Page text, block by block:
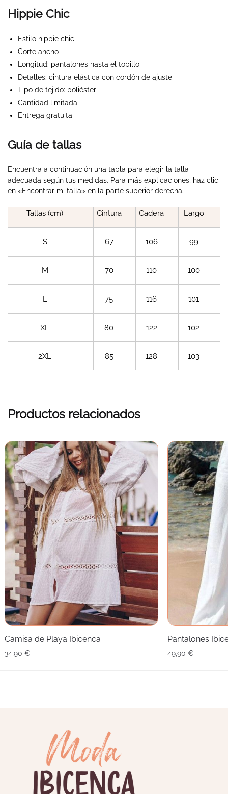
Hippie Chic
Estilo hippie chic
Corte ancho
Longitud: pantalones hasta el tobillo
Detalles: cintura elástica con cordón de ajuste
Tipo de tejido: poliéster
Cantidad limitada
Entrega gratuita
Guía de tallas
Encuentra a continuación una tabla para elegir la talla
adecuada según tus medidas. Para más explicaciones, haz clic
en «Encontrar mi talla» en la parte superior derecha.
Tallas (cm) Cintura Cadera Largo
S 67 106 99
M 70 110 100
L 75 116 101
XL 80 122 102
2XL 85 128 103
Productos relacionados
Camisa de Playa Ibicenca
34,90 €
Pantalones
49,90 €